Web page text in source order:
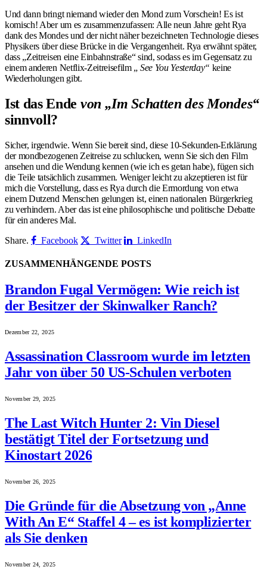
Und dann bringt niemand wieder den Mond zum Vorschein! Es ist
komisch! Aber um es zusammenzufassen: Alle neun Jahre geht Rya
dank des Mondes und der nicht näher bezeichneten Technologie dieses
Physikers über diese Brücke in die Vergangenheit. Rya erwähnt später,
dass „Zeitreisen eine Einbahnstraße“ sind, sodass es im Gegensatz zu
einem anderen Netflix-Zeitreisefilm „ See You Yesterday“ keine
Wiederholungen gibt.
Ist das Ende von „Im Schatten des Mondes“
sinnvoll?
Sicher, irgendwie. Wenn Sie bereit sind, diese 10-Sekunden-Erklärung
der mondbezogenen Zeitreise zu schlucken, wenn Sie sich den Film
ansehen und die Wendung kennen (wie ich es getan habe), fügen sich
die Teile tatsächlich zusammen. Weniger leicht zu akzeptieren ist für
mich die Vorstellung, dass es Rya durch die Ermordung von etwa
einem Dutzend Menschen gelungen ist, einen nationalen Bürgerkrieg
zu verhindern. Aber das ist eine philosophische und politische Debatte
für ein anderes Mal.
Share.
Facebook Twitter LinkedIn
ZUSAMMENHÄNGENDE POSTS
Brandon Fugal Vermögen: Wie reich ist
der Besitzer der Skinwalker Ranch?
Dezember 22, 2025
Assassination Classroom wurde im letzten
Jahr von über 50 US-Schulen verboten
November 29, 2025
The Last Witch Hunter 2: Vin Diesel
bestätigt Titel der Fortsetzung und
Kinostart 2026
November 26, 2025
Die Gründe für die Absetzung von „Anne
With An E“ Staffel 4 – es ist komplizierter
als Sie denken
November 24, 2025